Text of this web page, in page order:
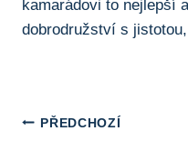
kamarádovi to nejlepší
dobrodružství s
Navigace
PŘEDCHOZÍ